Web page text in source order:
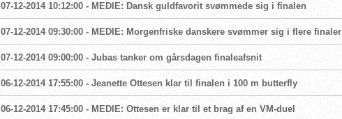
07-12-2014 10:12:00 - MEDIE: Dansk guldfavorit svømmede sig i finalen
07-12-2014 09:30:00 - MEDIE: Morgenfriske danskere svømmer sig i flere finaler
07-12-2014 09:00:00 - Jubas tanker om gårsdagen finaleafsnit
06-12-2014 17:55:00 - Jeanette Ottesen klar til finalen i 100 m butterfly
06-12-2014 17:45:00 - MEDIE: Ottesen er klar til et brag af en VM-duel